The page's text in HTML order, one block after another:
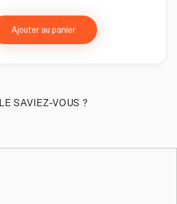
Ajouter au panier
LE SAVIEZ-VOUS ?